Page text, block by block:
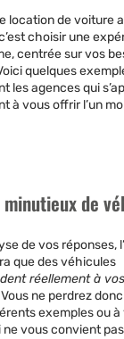
location de voiture
choisir une
centrée sur vos
quelques
les agences qui
à vous offrir l’un
minutieux de
de vos réponses,
que des véhicules
réellement à
Vous ne perdrez
exemples ou
ne vous convient